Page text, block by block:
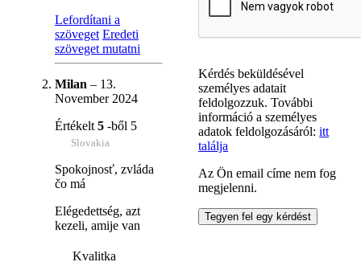
Lefordítani a
szöveget Eredeti
szöveget mutatni
Milan – 13.
November 2024
Értékelt 5 -ből 5
Slovakia
Spokojnosť, zvláda
čo má
Elégedettség, azt
kezeli, amije van
Kvalitka
Kérdés beküldésével
személyes adatait
feldolgozzuk. További
információ a személyes
adatok feldolgozásáról:itt
találja
Az Ön email címe nem fog
megjelenni.